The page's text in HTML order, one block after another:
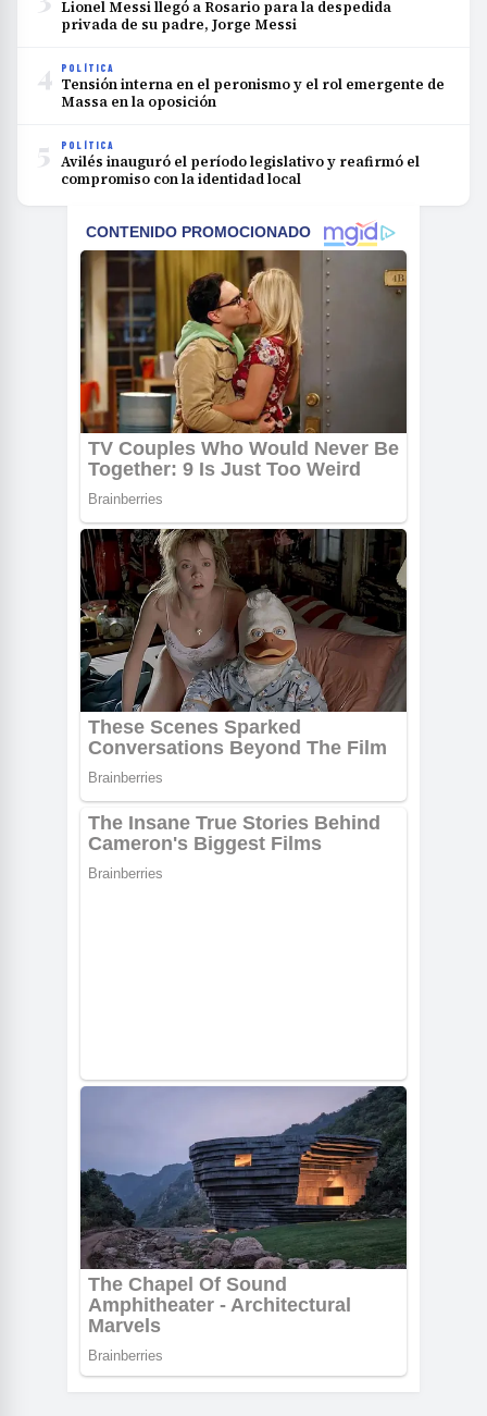
Lionel Messi llegó a Rosario para la despedida
privada de su padre, Jorge Messi
4 POLÍTICA
Tensión interna en el peronismo y el rol emergente de
Massa en la oposición
5 POLÍTICA
Avilés inauguró el período legislativo y reafirmó el
compromiso con la identidad local